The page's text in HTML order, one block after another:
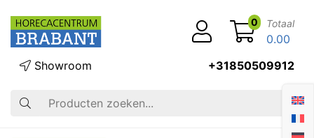
Zoek op
Showroom +31850509912
0 Totaal
0.00